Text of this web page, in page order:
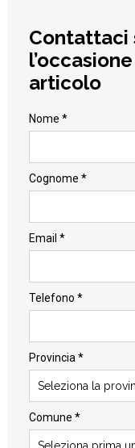
Contattaci
articolo
Nome *
Cognome *
Email *
Telefono *
Provincia *
Seleziona la
Comune *